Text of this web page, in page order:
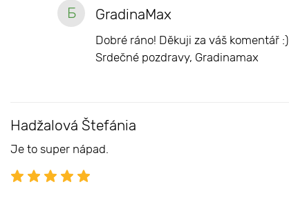
Б GradinaMax
Dobré ráno! Děkuji za váš komentář :)
Srdečné pozdravy, Gradinamax
Hadžalová Štefánia
Je to super nápad.